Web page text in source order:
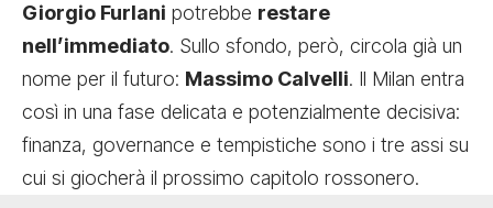
Giorgio Furlani potrebbe restare
nell’immediato. Sullo sfondo, però, circola già un
nome per il futuro: Massimo Calvelli. Il Milan entra
così in una fase delicata e potenzialmente decisiva:
finanza, governance e tempistiche sono i tre assi su
cui si giocherà il prossimo capitolo rossonero.